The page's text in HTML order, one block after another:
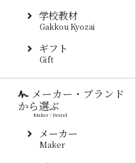
学校教材
Gakkou Kyozai
ギフト
Gift
メーカー・ブランド
から選ぶ
Maker / Brand
メーカー
Maker